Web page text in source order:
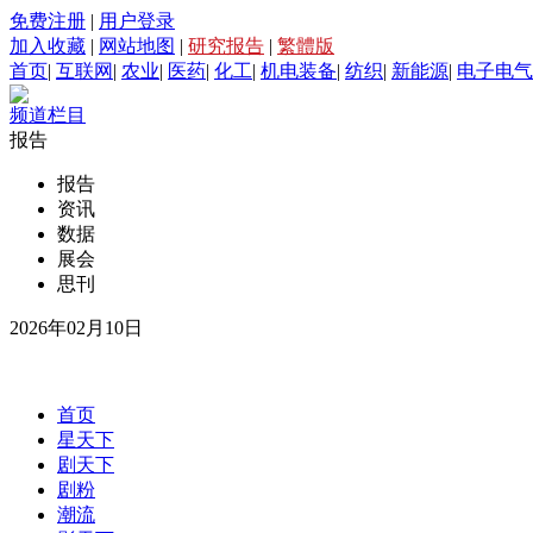
免费注册 | 用户登录
加入收藏 | 网站地图 | 研究报告 | 繁體版
首页| 互联网 | 农业| 医药| 化工| 机电装备| 纺织| 新能源| 电子电气
频道栏目
报告
报告
资讯
数据
展会
思刊
2026年02月10日
首页
星天下
剧天下
剧粉
潮流